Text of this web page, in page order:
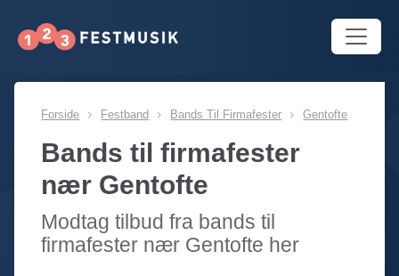
Forside Festband Bands Til Firmafester Gentofte
Bands til firmafester
nær Gentofte
Modtag tilbud fra bands til
firmafester nær Gentofte her